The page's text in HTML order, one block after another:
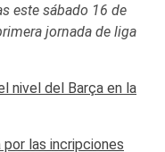
este sábado 16 de
jornada de liga
nivel del Barça en la
las incripciones